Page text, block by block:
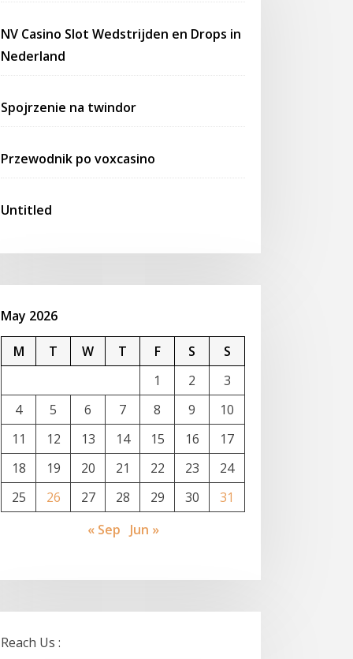
NV Casino Slot Wedstrijden en Drops in
Nederland
Spojrzenie na twindor
Przewodnik po voxcasino
Untitled
May 2026
M T W T F S
S
1
2
3
4
5 6 7 8 9
10
11
12 13 14 15 16
17
18
19 20 21 22 23
24
25
26 27 28 29 30
31
« Sep
Jun »
Reach Us :